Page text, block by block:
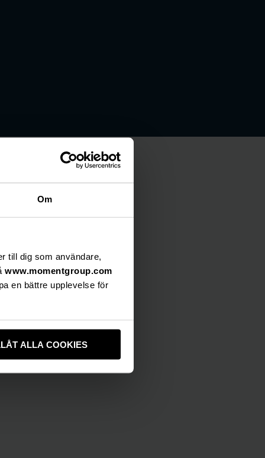
Om
till dig som användare,
www.momentgroup.com
en bättre upplevelse för
ALLA COOKIES